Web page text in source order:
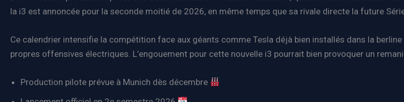
la i3 est annoncée pour la seconde moitié de 2026, en même temps que sa rivale directe la future
Ce calendrier intensifie la compétition face aux géants comme Tesla déjà bien installés dans la
propres offensives électriques. L’engouement pour cette nouvelle i3 pourrait bien provoquer un
Production pilote prévue à Munich dès décembre